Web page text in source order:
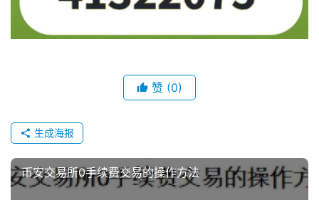
赞 (0)
生成海报
币安交易所0手续费交易的操作方法